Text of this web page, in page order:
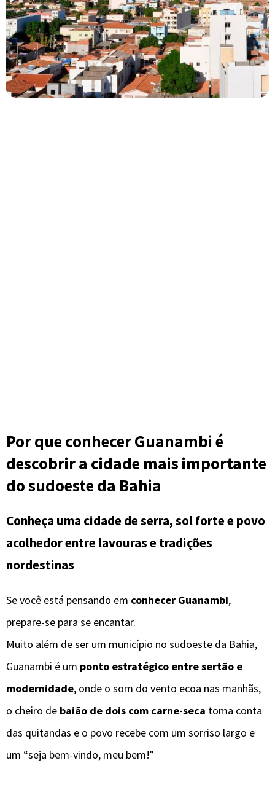
Por que conhecer Guanambi é
descobrir a cidade mais importante
do sudoeste da Bahia
Conheça uma cidade de serra, sol forte e povo
acolhedor entre lavouras e tradições
nordestinas
Se você está pensando em conhecer Guanambi,
prepare-se para se encantar.
Muito além de ser um município no sudoeste da Bahia,
Guanambi é um ponto estratégico entre sertão e
modernidade, onde o som do vento ecoa nas manhãs,
o cheiro de baião de dois com carne-seca toma conta
das quitandas e o povo recebe com um sorriso largo e
um “seja bem-vindo, meu bem!”